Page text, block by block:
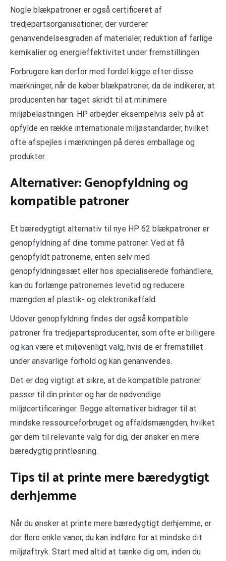
Nogle blækpatroner er også certificeret af
tredjepartsorganisationer, der vurderer
genanvendelsesgraden af materialer, reduktion af farlige
kemikalier og energieffektivitet under fremstillingen.
Forbrugere kan derfor med fordel kigge efter disse
mærkninger, når de køber blækpatroner, da de indikerer, at
producenten har taget skridt til at minimere
miljøbelastningen. HP arbejder eksempelvis selv på at
opfylde en række internationale miljøstandarder, hvilket
ofte afspejles i mærkningen på deres emballage og
produkter.
Alternativer: Genopfyldning og
kompatible patroner
Et bæredygtigt alternativ til nye HP 62 blækpatroner er
genopfyldning af dine tomme patroner. Ved at få
genopfyldt patronerne, enten selv med
genopfyldningssæt eller hos specialiserede forhandlere,
kan du forlænge patronernes levetid og reducere
mængden af plastik- og elektronikaffald.
Udover genopfyldning findes der også kompatible
patroner fra tredjepartsproducenter, som ofte er billigere
og kan være et miljøvenligt valg, hvis de er fremstillet
under ansvarlige forhold og kan genanvendes.
Det er dog vigtigt at sikre, at de kompatible patroner
passer til din printer og har de nødvendige
miljøcertificeringer. Begge alternativer bidrager til at
mindske ressourceforbruget og affaldsmængden, hvilket
gør dem til relevante valg for dig, der ønsker en mere
bæredygtig printløsning.
Tips til at printe mere bæredygtigt
derhjemme
Når du ønsker at printe mere bæredygtigt derhjemme, er
der flere enkle vaner, du kan indføre for at mindske dit
miljøaftryk. Start med altid at tænke dig om, inden du